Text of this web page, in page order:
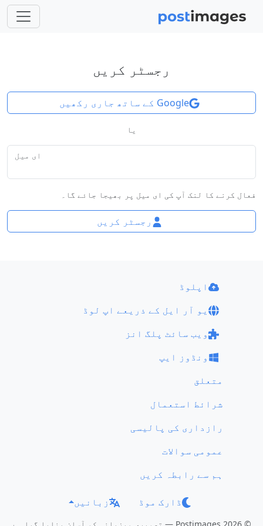
رجسٹر کریں
Google کے ساتھ جاری رکھیں
یا
ای میل
فعال کرنے کا لنک آپ کی ای میل پر بھیجا جائے گا۔
رجسٹر کریں
اپلوڈ
یو آر ایل کے ذریعے اپ لوڈ
ویب سائٹ پلگ انز
ونڈوز ایپ
متعلق
شرائط استعمال
رازداری کی پالیسی
عمومی سوالات
ہم سے رابطہ کریں
ڈارک موڈ زبانیں